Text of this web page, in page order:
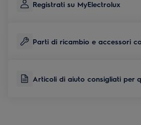
Registrati su MyElectrolux
Parti di ricambio e accessori
Articoli di aiuto consigliati per